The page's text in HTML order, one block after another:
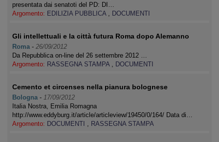
presentata dai senatoti del PD: DI…
Argomento: EDILIZIA PUBBLICA , DOCUMENTI
Gli intellettuali e la città futura Roma dopo Alemanno
Roma - 26/09/2012
Da Repubblica on-line del 26 settembre 2012 …
Argomento: RASSEGNA STAMPA , DOCUMENTI
Cemento et circenses nella pianura bolognese
Bologna - 17/09/2012
Italia Nostra, Emilia Romagna
http://www.eddyburg.it/article/articleview/19450/0/164/ Data di…
Argomento: DOCUMENTI , RASSEGNA STAMPA